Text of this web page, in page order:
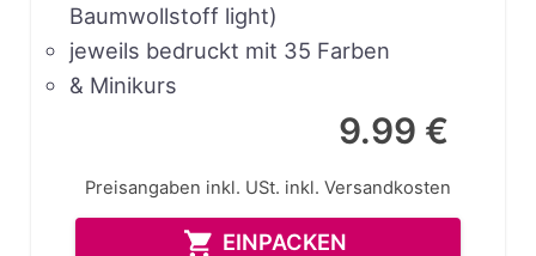
Baumwollstoff light)
jeweils bedruckt mit 35 Farben
& Minikurs
9.99 €
Preisangaben inkl. USt. inkl. Versandkosten
EINPACKEN